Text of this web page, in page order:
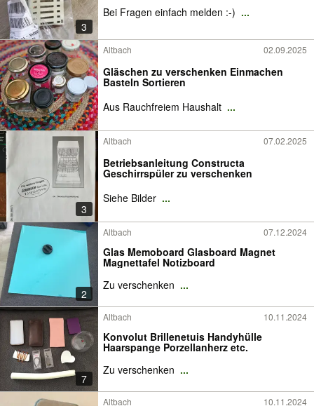
3
Bei Fragen einfach melden :-) ...
Altbach 02.09.2025
Gläschen zu verschenken Einmachen
Basteln Sortieren
Aus Rauchfreiem Haushalt ...
3
Altbach 07.02.2025
Betriebsanleitung Constructa
Geschirrspüler zu verschenken
Siehe Bilder ...
2
Altbach 07.12.2024
Glas Memoboard Glasboard Magnet
Magnettafel Notizboard
Zu verschenken ...
7
Altbach 10.11.2024
Konvolut Brillenetuis Handyhülle
Haarspange Porzellanherz etc.
Zu verschenken ...
Altbach 10.11.2024